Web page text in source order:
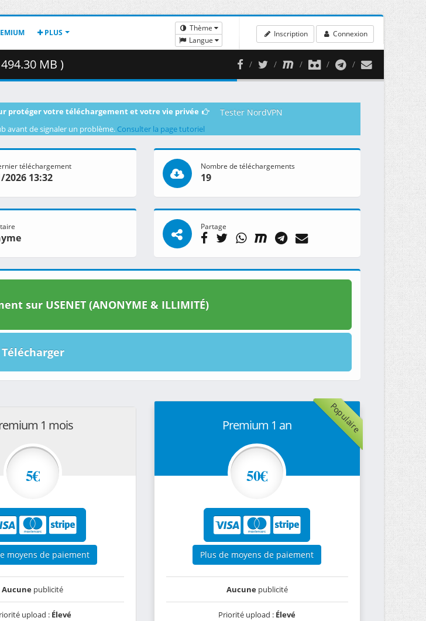
PLUS
Thème
Langue
Inscription Connexion
MB )
protéger votre téléchargement et votre vie privée Tester NordVPN
avant de signaler un problème. Consulter la page tutoriel
téléchargement
2026 13:32
Nombre de téléchargements
19
Partage
sur USENET (ANONYME & ILLIMITÉ)
Télécharger
1 mois
5€
moyens de paiement
Aucune publicité
upload : Élevé
Populaire
Premium 1 an
50€
Plus de moyens de paiement
Aucunepublicité
Priorité upload : Élevé